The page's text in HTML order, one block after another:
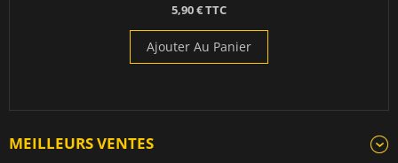
5,90 € TTC
Ajouter Au Panier
MEILLEURS VENTES